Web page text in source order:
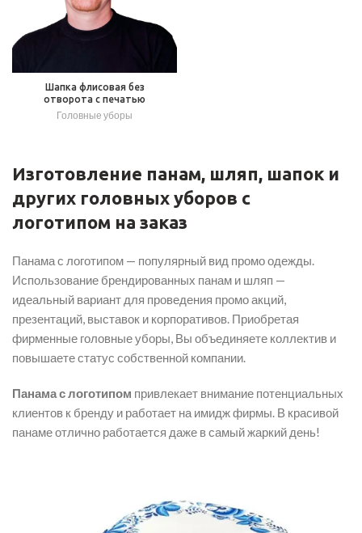
Шапка флисовая без
отворота с печатью
Головные уборы
Изготовление панам, шляп, шапок и
других головных уборов с
логотипом на заказ
Панама с логотипом — популярный вид промо одежды.
Использование брендированных панам и шляп —
идеальный вариант для проведения промо акций,
презентаций, выставок и корпоративов. Приобретая
фирменные головные уборы, Вы объединяете коллектив и
повышаете статус собственной компании.
Панама с логотипом привлекает внимание потенциальных
клиентов к бренду и работает на имидж фирмы. В красивой
панаме отлично работается даже в самый жаркий день!